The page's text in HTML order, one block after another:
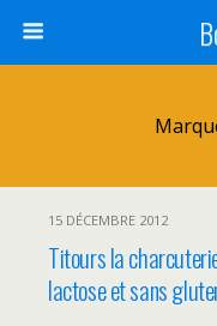
15 DÉCEMBRE 2012
Titours la
lactose et sans